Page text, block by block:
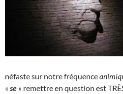
néfaste sur notre fréquence
« se » remettre en question est